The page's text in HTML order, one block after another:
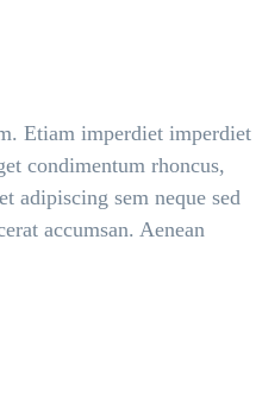
Etiam imperdiet imperdiet
condimentum rhoncus,
adipiscing sem neque sed
accumsan. Aenean